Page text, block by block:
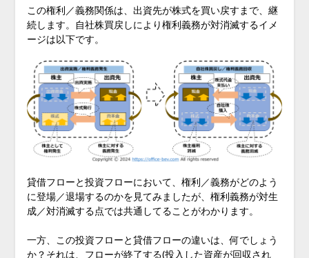
この権利／義務関係は、出資先が株式を買い戻すまで、継
続します。自社株買戻しにより権利義務が対消滅するイメ
ージは以下です。
貸借フローと投資フローにおいて、権利／義務がどのよう
に登場／退場するのかを見てみましたが、権利義務が対生
成／対消滅する点では共通してることがわかります。
一方、この投資フローと貸借フローの違いは、何でしょう
か？それは、フローが終了する(投入した資産が回収され